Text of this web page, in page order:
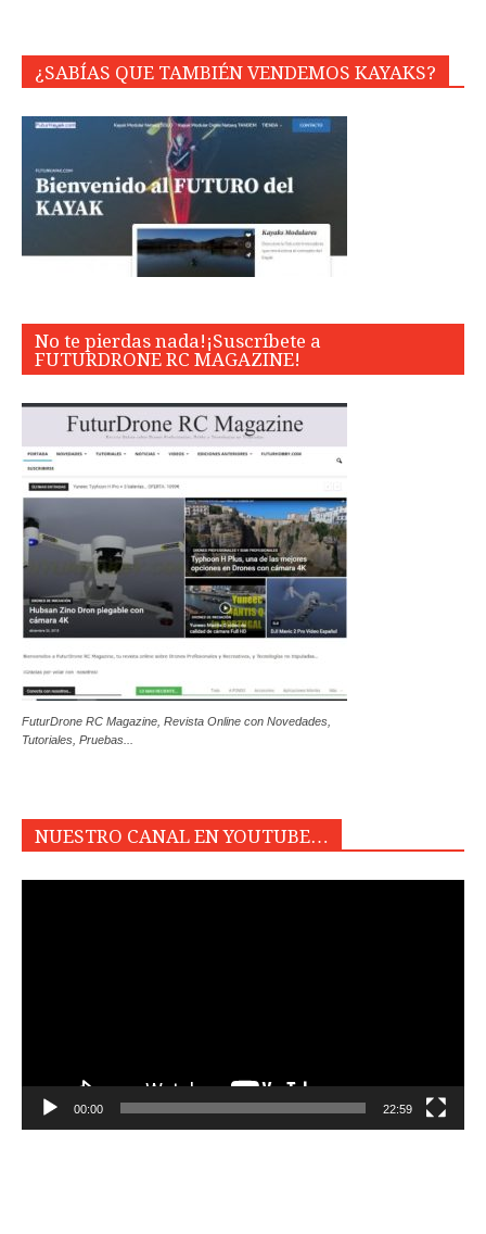
¿SABÍAS QUE TAMBIÉN VENDEMOS KAYAKS?
No te pierdas nada!¡Suscríbete a
FUTURDRONE RC MAGAZINE!
FuturDrone RC Magazine, Revista Online con Novedades,
Tutoriales, Pruebas...
NUESTRO CANAL EN YOUTUBE…
00:00 22:59